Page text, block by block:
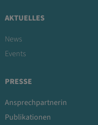
AKTUELLES
News
Events
PRESSE
Ansprechpartnerin
Publikationen